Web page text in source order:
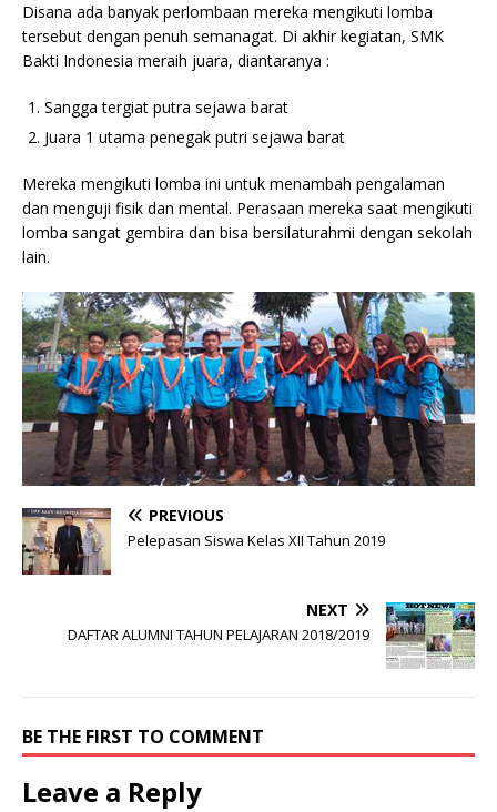
Disana ada banyak perlombaan mereka mengikuti lomba
tersebut dengan penuh semanagat. Di akhir kegiatan, SMK
Bakti Indonesia meraih juara, diantaranya :
Sangga tergiat putra sejawa barat
Juara 1 utama penegak putri sejawa barat
Mereka mengikuti lomba ini untuk menambah pengalaman
dan menguji fisik dan mental. Perasaan mereka saat mengikuti
lomba sangat gembira dan bisa bersilaturahmi dengan sekolah
lain.
PREVIOUS
Pelepasan Siswa Kelas XII Tahun 2019
NEXT
DAFTAR ALUMNI TAHUN PELAJARAN 2018/2019
BE THE FIRST TO COMMENT
Leave a Reply